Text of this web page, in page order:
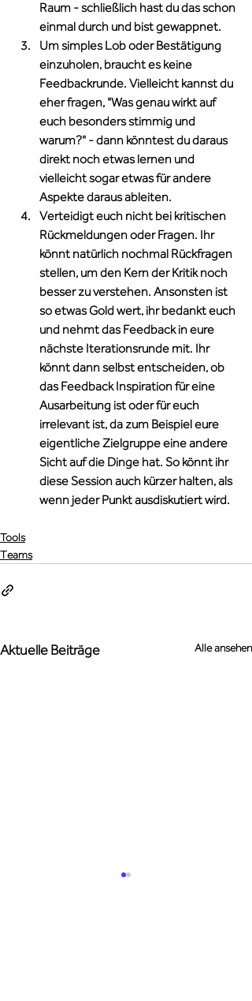
Raum - schließlich hast du das schon
einmal durch und bist gewappnet.
Um simples Lob oder Bestätigung
einzuholen, braucht es keine
Feedbackrunde. Vielleicht kannst du
eher fragen, "Was genau wirkt auf
euch besonders stimmig und
warum?" - dann könntest du daraus
direkt noch etwas lernen und
vielleicht sogar etwas für andere
Aspekte daraus ableiten.
Verteidigt euch nicht bei kritischen
Rückmeldungen oder Fragen. Ihr
könnt natürlich nochmal Rückfragen
stellen, um den Kern der Kritik noch
besser zu verstehen. Ansonsten ist
so etwas Gold wert, ihr bedankt euch
und nehmt das Feedback in eure
nächste Iterationsrunde mit. Ihr
könnt dann selbst entscheiden, ob
das Feedback Inspiration für eine
Ausarbeitung ist oder für euch
irrelevant ist, da zum Beispiel eure
eigentliche Zielgruppe eine andere
Sicht auf die Dinge hat. So könnt ihr
diese Session auch kürzer halten, als
wenn jeder Punkt ausdiskutiert wird.
Tools
Teams
Aktuelle Beiträge Alle ansehen